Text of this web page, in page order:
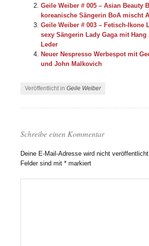
Geile Weiber # 005 – Asian Beauty
koreanische Sängerin BoA mischt
Geile Weiber # 003 – Fetisch-Ikone
sexy Sängerin Lady Gaga mit Hang
Leder
Neuer Nespresso Werbespot mit
und John Malkovich
Veröffentlicht inGeile Weiber
Schreibe einen Kommentar
Deine E-Mail-Adresse wird nicht
Felder sind mit* markiert